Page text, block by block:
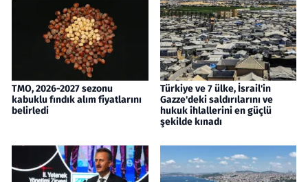
TMO, 2026-2027 sezonu
kabuklu fındık alım fiyatlarını
belirledi
Türkiye ve 7 ülke, İsrail'in
Gazze'deki saldırılarını ve
hukuk ihlallerini en güçlü
şekilde kınadı